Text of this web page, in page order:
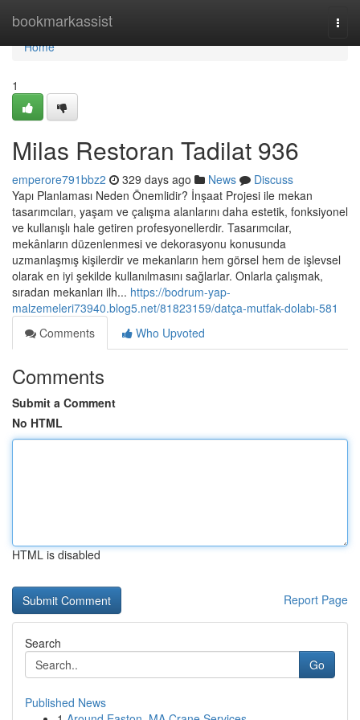
bookmarkassist
Home
Home
1
Milas Restoran Tadilat 936
emperore791bbz2 329 days ago News
Discuss
Yapı Planlaması Neden Önemlidir? İnşaat Projesi ile mekan
tasarımcıları, yaşam ve çalışma alanlarını daha estetik, fonksiyonel
ve kullanışlı hale getiren profesyonellerdir. Tasarımcılar,
mekânların düzenlenmesi ve dekorasyonu konusunda
uzmanlaşmış kişilerdir ve mekanların hem görsel hem de işlevsel
olarak en iyi şekilde kullanılmasını sağlarlar. Onlarla çalışmak,
sıradan mekanları ilh... https://bodrum-yap-
malzemeleri73940.blog5.net/81823159/datça-mutfak-dolabı-581
Comments
Who Upvoted
Comments
Submit a Comment
No HTML
HTML is disabled
Report Page
Search
Go
Published News